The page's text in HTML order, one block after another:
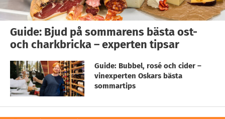
Guide: Bjud på sommarens bästa ost-
och charkbricka – experten tipsar
Guide: Bubbel, rosé och cider –
vinexperten Oskars bästa
sommartips